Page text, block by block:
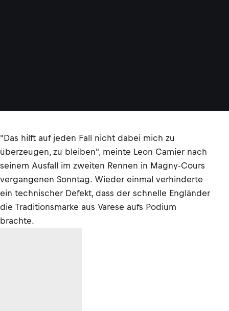
"Das hilft auf jeden Fall nicht dabei mich zu
überzeugen, zu bleiben", meinte Leon Camier nach
seinem Ausfall im zweiten Rennen in Magny-Cours
vergangenen Sonntag. Wieder einmal verhinderte
ein technischer Defekt, dass der schnelle Engländer
die Traditionsmarke aus Varese aufs Podium
brachte.